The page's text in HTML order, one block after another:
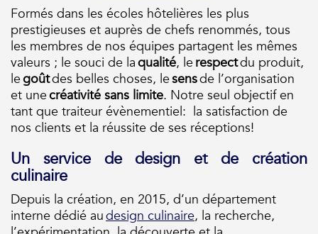
Formés dans les écoles hôtelières les plus
prestigieuses et auprès de chefs renommés, tous
les membres de nos équipes partagent les mêmes
valeurs ; le souci de laqualité, lerespectdu produit,
legoûtdes belles choses, lesensde l’organisation
et unecréativité sans limite. Notre seul objectifen
tant que traiteur évènementiel: la satisfaction de
nos clients et la réussite de ses réceptions!
Un service de design et de création
culinaire
Depuis la création, en 2015, d’un département
interne dédié audesign culinaire, la recherche,